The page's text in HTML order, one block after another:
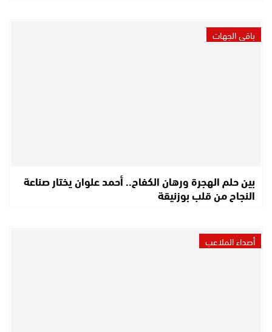
باقي الجهات
بين حلم الهجرة ورهان الكفاح.. أحمد علوان يختار صناعة
النجاح من قلب بوزنيقة
أصداء الملاعب